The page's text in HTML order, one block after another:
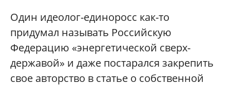
Один идеолог-единоросс как-то
придумал называть Российскую
Федерацию «энергетической сверх-
державой» и даже постарался закрепить
свое авторство в статье о собственной